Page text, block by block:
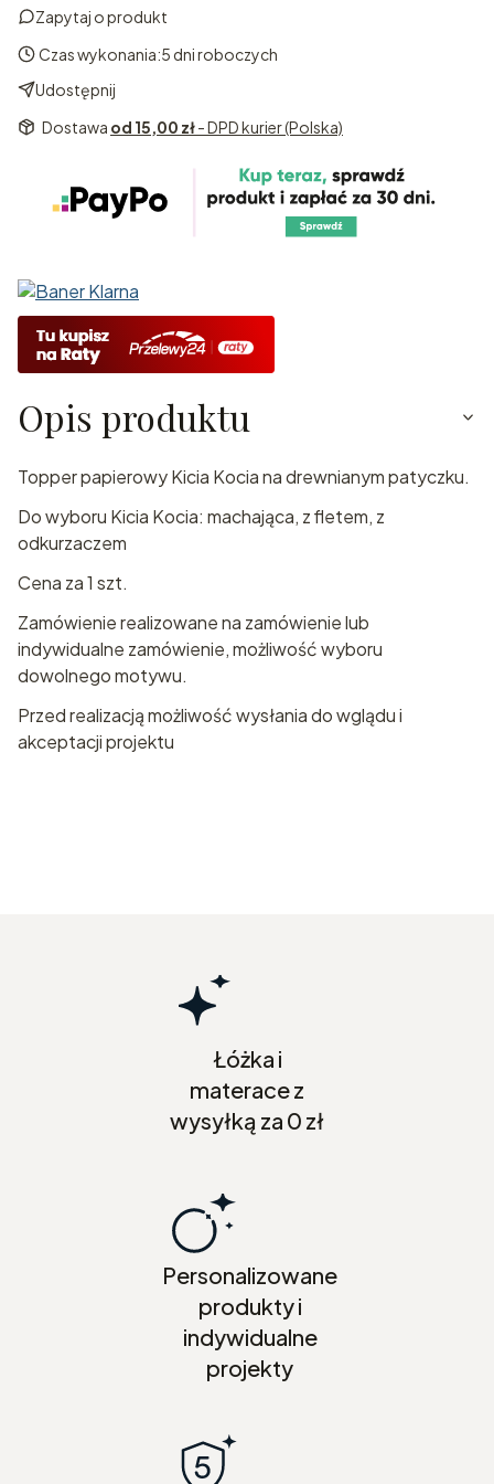
Zapytaj o produkt
Czas wykonania:5 dni roboczych
Udostępnij
Dostawa od 15,00 zł- DPD kurier (Polska)
Opis produktu
Topper papierowy Kicia Kocia na drewnianym patyczku.
Do wyboru Kicia Kocia: machająca, z fletem, z
odkurzaczem
Cena za 1 szt.
Zamówienie realizowane na zamówienie lub
indywidualne zamówienie, możliwość wyboru
dowolnego motywu.
Przed realizacją możliwość wysłania do wglądu i
akceptacji projektu
Łóżka i
materace z
wysyłką za 0 zł
Personalizowane
produkty i
indywidualne
projekty